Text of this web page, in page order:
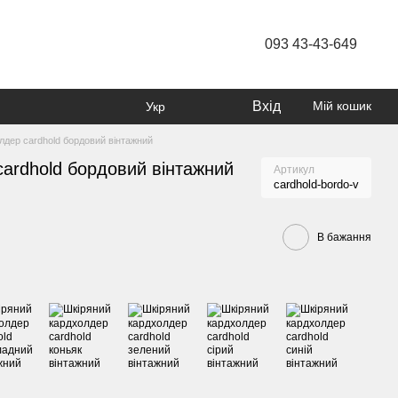
093 43-43-649
Укр Вхід Мій кошик
cardhold бордовий вінтажний
бордовий вінтажний Артикул
cardhold-bordo-v
В бажання